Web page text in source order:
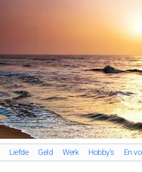
Liefde Geld Werk Hobby's En